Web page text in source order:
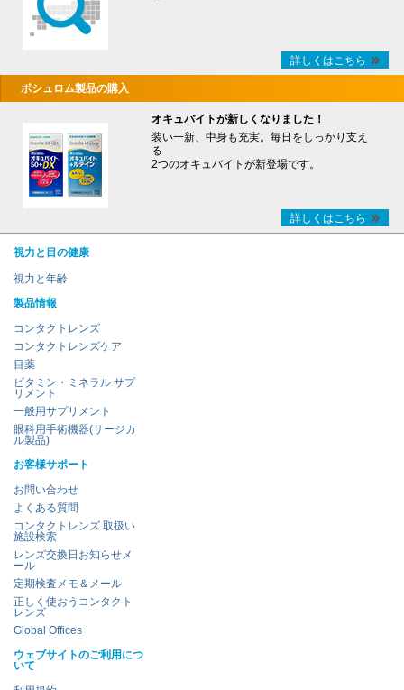
詳しくはこちら
ボシュロム製品の購入
オキュバイトが新しくなりました！
装い一新、中身も充実。毎日をしっかり支え
る
2つのオキュバイトが新登場です。
詳しくはこちら
視力と目の健康
視力と年齢
製品情報
コンタクトレンズ
コンタクトレンズケア
目薬
ビタミン・ミネラル サプ
リメント
一般用サプリメント
眼科用手術機器(サージカ
ル製品)
お客様サポート
お問い合わせ
よくある質問
コンタクトレンズ 取扱い
施設検索
レンズ交換日お知らせメ
ール
定期検査メモ＆メール
正しく使おうコンタクト
レンズ
Global Offices
ウェブサイトのご利用につ
いて